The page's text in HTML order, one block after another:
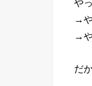
や
→
→
だ